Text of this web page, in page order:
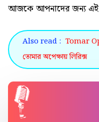
আজকে আপনাদের জন্য এই
Also read : Tomar
তোমার অপেক্ষায় লিরিক্স